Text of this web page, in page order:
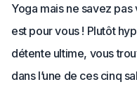
Yoga mais ne savez
est pour vous ! Plutôt
détente ultime, vous
dans l’une de ces cinq